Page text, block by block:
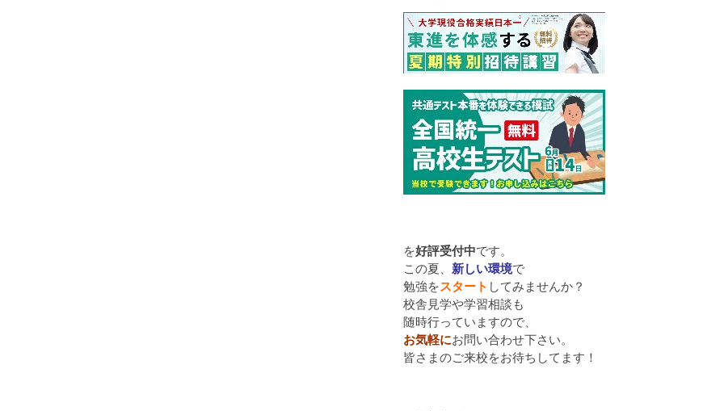
を好評受付中です。
この夏、 新しい環境で
勉強をスタート してみませんか？
校舎見学や学習相談も
随時行っていますので、
お気軽にお問い合わせ下さい。
皆さまのご来校をお待ちしてます！